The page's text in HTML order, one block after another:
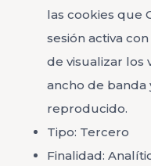
las cookies que
sesión activa
de visualizar los
ancho de banda
reproducido.
Tipo: Tercero
Finalidad: